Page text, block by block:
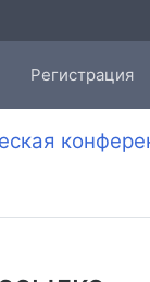
Регистрация